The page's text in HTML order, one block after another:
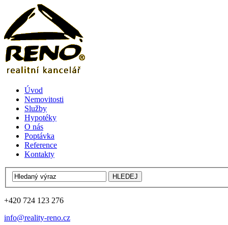
Úvod
Nemovitosti
Služby
Hypotéky
O nás
Poptávka
Reference
Kontakty
+420 724 123 276
info@reality-reno.cz